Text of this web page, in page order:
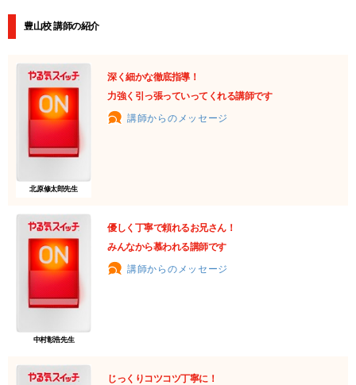
豊山校 講師の紹介
北原修太郎先生
深く細かな徹底指導！
力強く引っ張っていってくれる講師です
講師からのメッセージ
中村彰浩先生
優しく丁寧で頼れるお兄さん！
みんなから慕われる講師です
講師からのメッセージ
じっくりコツコツ丁寧に！